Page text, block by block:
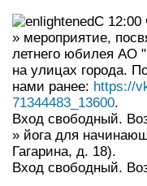
С 12:00
» мероприятие,
летнего юбилея АО
на улицах города.
нами ранее: https://
71344483_13600.
Вход свободный.
» йога для
Гагарина, д. 18).
Вход свободный.